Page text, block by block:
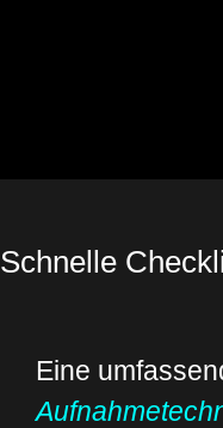
Schnelle
Eine